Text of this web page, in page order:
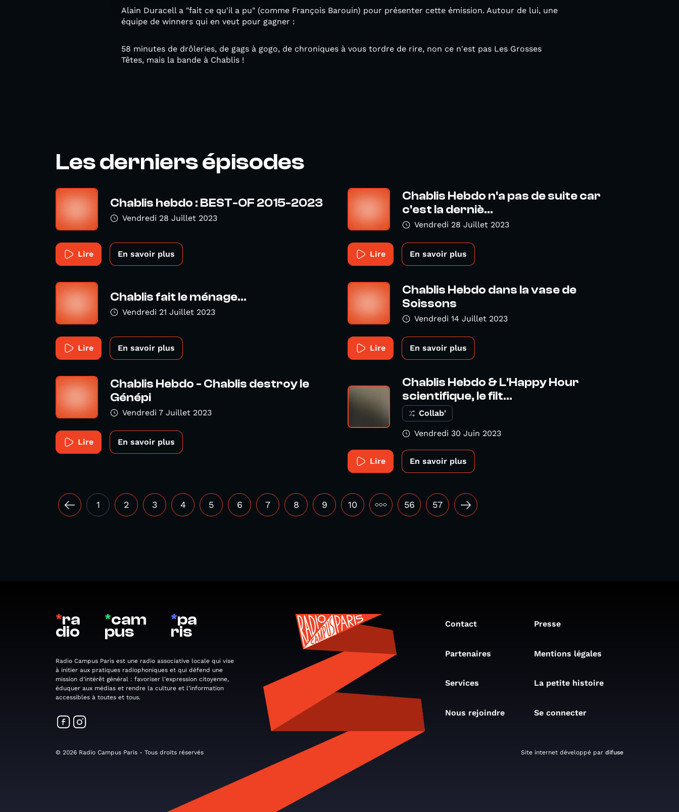
Alain Duracell a "fait ce qu'il a pu" (comme François Barouin) pour présenter cette émission. Autour de lui, une
équipe de winners qui en veut pour gagner :
58 minutes de drôleries, de gags à gogo, de chroniques à vous tordre de rire, non ce n'est pas Les Grosses
Têtes, mais la bande à Chablis !
Les derniers épisodes
Chablis hebdo : BEST-OF 2015-2023
Vendredi 28 Juillet 2023
Lire En savoir plus
Chablis Hebdo n'a pas de suite car
c'est la derniè...
Vendredi 28 Juillet 2023
Lire En savoir plus
Chablis fait le ménage...
Vendredi 21 Juillet 2023
Lire En savoir plus
Chablis Hebdo dans la vase de
Soissons
Vendredi 14 Juillet 2023
Lire En savoir plus
Chablis Hebdo - Chablis destroy le
Génépi
Vendredi 7 Juillet 2023
Lire En savoir plus
Chablis Hebdo & L'Happy Hour
scientifique, le filt...
Collab'
Vendredi 30 Juin 2023
Lire En savoir plus
1 2 3 4 5 6 7 8 9 10 ••• 56 57
*ra
dio
*cam
pus
*pa
ris
Radio Campus Paris est une radio associative locale qui vise
à initier aux pratiques radiophoniques et qui défend une
mission d'intérêt général : favoriser l'expression citoyenne,
éduquer aux médias et rendre la culture et l'information
accessibles à toutes et tous.
Contact Presse
Partenaires Mentions légales
Services La petite histoire
Nous rejoindre Se connecter
© 2026 Radio Campus Paris - Tous droits réservés Site internet développé par difuse